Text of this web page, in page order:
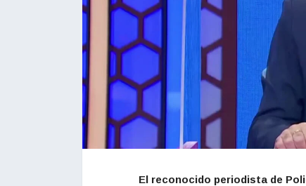
El reconocido periodista de